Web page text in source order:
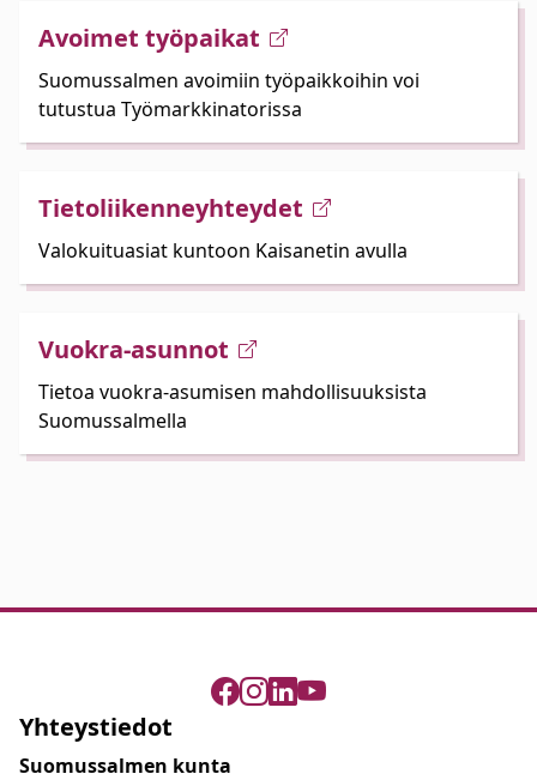
Avoimet työpaikat
Suomussalmen avoimiin työpaikkoihin voi
tutustua Työmarkkinatorissa
Tietoliikenneyhteydet
Valokuituasiat kuntoon Kaisanetin avulla
Vuokra-asunnot
Tietoa vuokra-asumisen mahdollisuuksista
Suomussalmella
Yhteystiedot
Suomussalmen kunta